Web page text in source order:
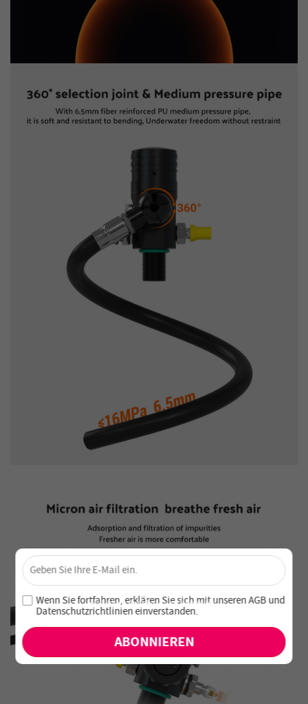
Sichere dir 4 % Rabatt – Jetzt abonnieren!
Melde dich für unseren Newsletter an und verpasse keine
exklusiven Angebote und Neuheiten!
×
Wenn Sie fortfahren, erklären Sie sich mit unserenAGBund
Datenschutzrichtlinien einverstanden.